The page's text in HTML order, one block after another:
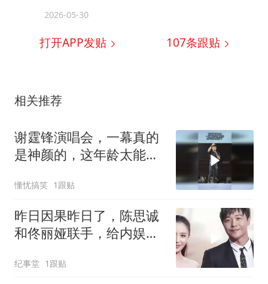
2026-05-30
打开APP发贴 107条跟贴
相关推荐
谢霆锋演唱会，一幕真的
是神颜的，这年龄太能打
懂忧搞笑 1跟贴
昨日因果昨日了，陈思诚
和佟丽娅联手，给内娱离
纪事堂 1跟贴